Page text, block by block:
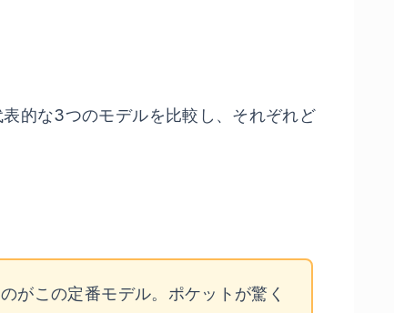
的な3つのモデルを比較し、それぞれど
がこの定番モデル。ポケットが驚く